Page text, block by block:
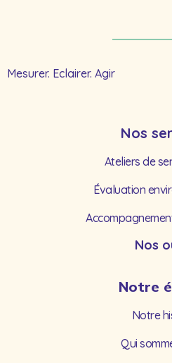
Mesurer. Eclairer. Agir
Nos
Ateliers de
Évaluation
Nos
Notre
Notre
Qui